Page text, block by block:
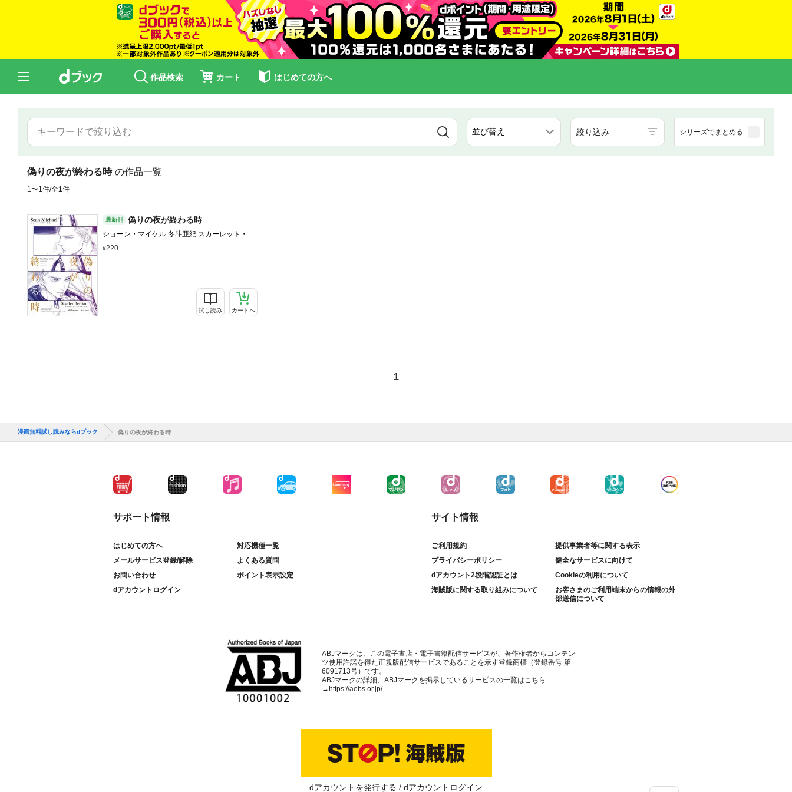
作品検索 カート はじめての方へ
絞り込み シリーズでまとめる
偽りの夜が終わる時 の作品一覧
1〜1件/全1件
最新刊 偽りの夜が終わる時
ショーン・マイケル 冬斗亜紀 スカーレット・ベ
リ子
220
試し読み カートへ
1
漫画無料試し読みならdブック 偽りの夜が終わる時
サポート情報
はじめての方へ
対応機種一覧
メールサービス登録/解除
よくある質問
お問い合わせ
ポイント表示設定
dアカウントログイン
サイト情報
ご利用規約
提供事業者等に関する表示
プライバシーポリシー
健全なサービスに向けて
dアカウント2段階認証とは
Cookieの利用について
海賊版に関する取り組みについて
お客さまのご利用端末からの情報の外
部送信について
ABJマークは、この電子書店・電子書籍配信サービスが、著作権者からコンテン
ツ使用許諾を得た正規版配信サービスであることを示す登録商標（登録番号 第
6091713号）です。
ABJマークの詳細、ABJマークを掲示しているサービスの一覧はこちら
→https://aebs.or.jp/
dアカウントを発行する dアカウントログイン